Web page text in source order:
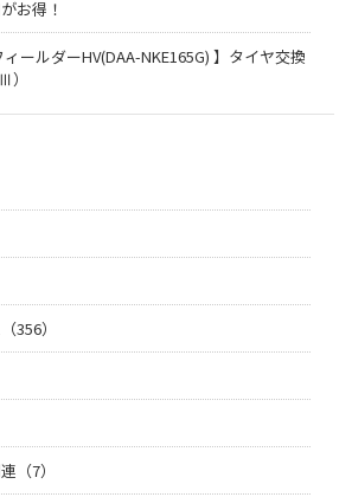
お得！
ィールダーHV(DAA-NKE165G) 】タイヤ交換
356）
（7）